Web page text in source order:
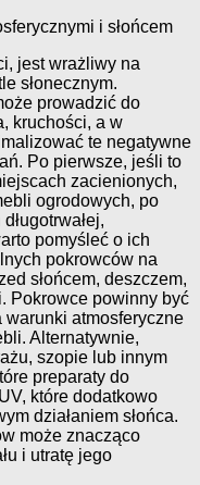
i słońcem
jest wrażliwy na
słonecznym.
prowadzić do
kruchości, a w
te negatywne
Po pierwsze, jeśli to
zacienionych,
ogrodowych, po
pomyśleć o ich
pokrowców na
słońcem, deszczem,
Pokrowce powinny być
warunki atmosferyczne
Alternatywnie,
szopie lub innym
preparaty do
które dodatkowo
działaniem słońca.
może znacząco
i utratę jego